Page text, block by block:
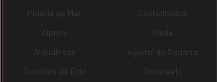
Pineda de Mar
Castellbisbal
Alpens
Alella
Aiguafreda
Aguilar de Segarra
Torrelles de Foix
Torrelavit